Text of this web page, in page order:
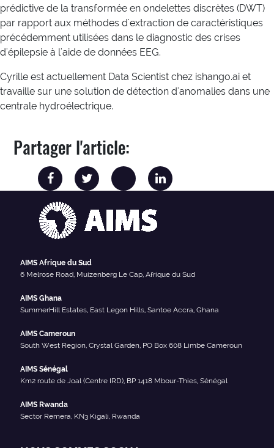
prédictive de la transformée en ondelettes discrètes (DWT)
par rapport aux méthodes d'extraction de caractéristiques
précédemment utilisées dans le diagnostic des crises
d'épilepsie à l'aide de données EEG.
Cyrille est actuellement Data Scientist chez ishango.ai et
travaille sur une solution de détection d'anomalies dans une
centrale hydroélectrique.
Partager l'article:
AIMS Afrique du Sud
6 Melrose Road, Muizenberg Le Cap, Afrique du Sud
AIMS Ghana
SummerHill Estates, East Legon Hills, Santoe Accra, Ghana
AIMS Cameroun
South West Region, Crystal Garden, PO Box 608 Limbe Cameroun
AIMS Sénégal
Km2 route de Joal (Centre IRD), BP 1418 Mbour-Thies, Sénégal
AIMS Rwanda
Sector Remera, KN3 Kigali, Rwanda